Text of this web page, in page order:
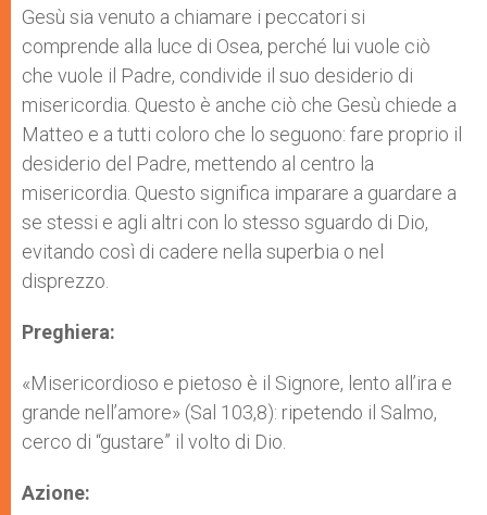
Gesù sia venuto a chiamare i peccatori si
comprende alla luce di Osea, perché lui vuole ciò
che vuole il Padre, condivide il suo desiderio di
misericordia. Questo è anche ciò che Gesù chiede a
Matteo e a tutti coloro che lo seguono: fare proprio il
desiderio del Padre, mettendo al centro la
misericordia. Questo significa imparare a guardare a
se stessi e agli altri con lo stesso sguardo di Dio,
evitando così di cadere nella superbia o nel
disprezzo.
Preghiera:
«Misericordioso e pietoso è il Signore, lento all’ira e
grande nell’amore» (Sal 103,8): ripetendo il Salmo,
cerco di “gustare” il volto di Dio.
Azione: